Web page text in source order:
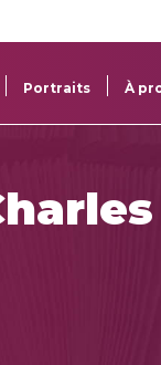
Portraits À